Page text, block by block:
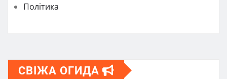
Політика
СВІЖА ОГИДА